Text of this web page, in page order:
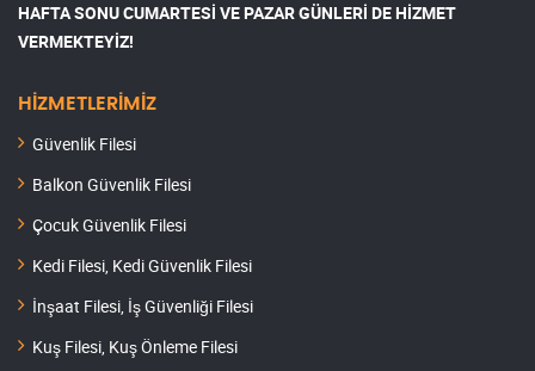
HAFTA SONU CUMARTESİ VE PAZAR GÜNLERİ DE HİZMET
VERMEKTEYİZ!
HİZMETLERİMİZ
Güvenlik Filesi
Balkon Güvenlik Filesi
Çocuk Güvenlik Filesi
Kedi Filesi, Kedi Güvenlik Filesi
İnşaat Filesi, İş Güvenliği Filesi
Kuş Filesi, Kuş Önleme Filesi